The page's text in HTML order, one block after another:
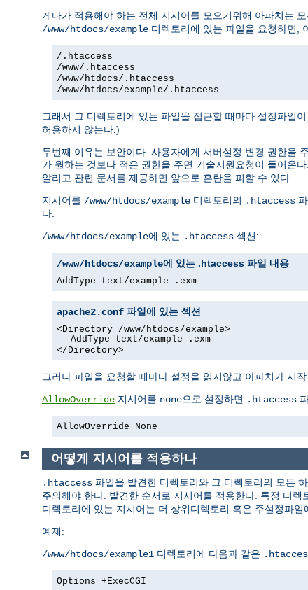
게다가 적용해야 하는 전체 지시어를 모으기위해 아파치는
/www/htdocs/example 디렉토리에 있는 파일을 요청하면,
/.htaccess
/www/.htaccess
/www/htdocs/.htaccess
/www/htdocs/example/.htaccess
그래서 그 디렉토리에 있는 파일을 접근할 때마다 설정파일
허용하지 않는다.)
두번째 이유는 보안이다. 사용자에게 서버설정 변경 권한을
가 원하는 것보다 적은 권한을 주면 기술지원요청이 들어온
알리고 관련 문서를 제공하면 앞으로 혼란을 피할 수 있다.
지시어를 /www/htdocs/example 디렉토리의 .htaccess
다.
/www/htdocs/example에 있는 .htaccess 섹션:
/www/htdocs/example에 있는 .htaccess 파일 내용
AddType text/example .exm
apache2.conf 파일에 있는 섹션
<Directory /www/htdocs/example>
AddType text/example .exm
</Directory>
그러나 파일을 요청할 때마다 설정을 읽지않고 아파치가 시
AllowOverride 지시어를 none으로 설정하면 .htaccess
AllowOverride None
어떻게 지시어를 적용하나
.htaccess 파일을 발견한 디렉토리와 그 디렉토리의 모든
주의해야 한다. 발견한 순서로 지시어를 적용한다. 특정 디렉
디렉토리에 있는 지시어는 더 상위디렉토리 혹은 주설정파
예제:
/www/htdocs/example1 디렉토리에 다음과 같은
Options +ExecCGI